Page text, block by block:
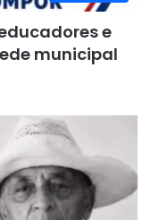
e
municipal